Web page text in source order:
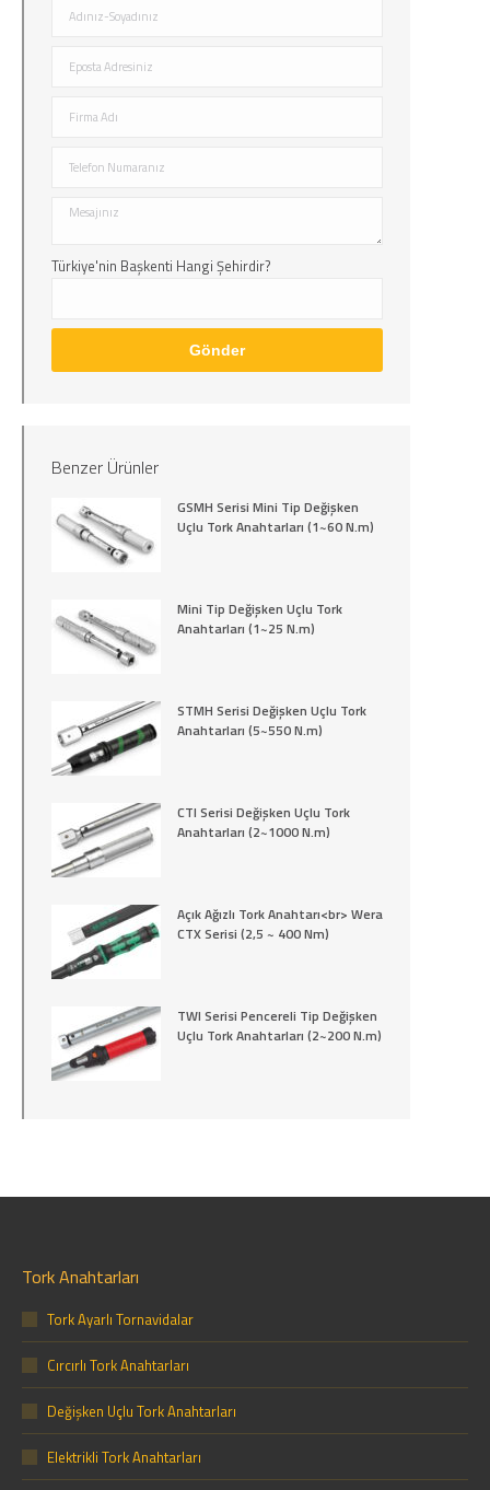
Türkiye'nin Başkenti Hangi Şehirdir?
Benzer Ürünler
GSMH Serisi Mini Tip Değişken
Uçlu Tork Anahtarları (1~60 N.m)
Mini Tip Değişken Uçlu Tork
Anahtarları (1~25 N.m)
STMH Serisi Değişken Uçlu Tork
Anahtarları (5~550 N.m)
CTI Serisi Değişken Uçlu Tork
Anahtarları (2~1000 N.m)
Açık Ağızlı Tork Anahtarı<br> Wera
CTX Serisi (2,5 ~ 400 Nm)
TWI Serisi Pencereli Tip Değişken
Uçlu Tork Anahtarları (2~200 N.m)
Tork Anahtarları
Tork Ayarlı Tornavidalar
Cırcırlı Tork Anahtarları
Değişken Uçlu Tork Anahtarları
Elektrikli Tork Anahtarları